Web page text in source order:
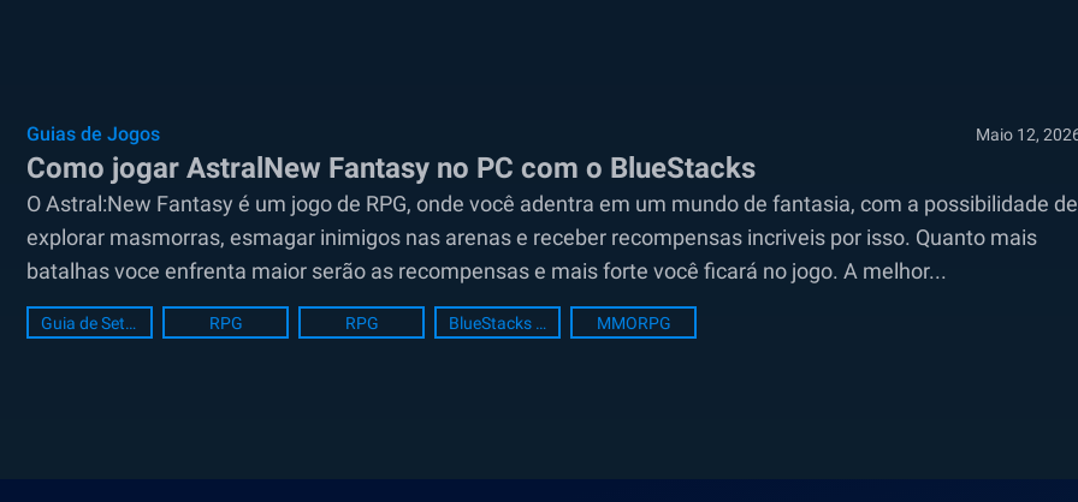
Guias de Jogos Maio 12,
Como jogar AstralNew Fantasy no PC com o BlueStacks
O Astral:New Fantasy é um jogo de RPG, onde você adentra em um mundo de fantasia, com a possibilidade de
explorar masmorras, esmagar inimigos nas arenas e receber recompensas incriveis por isso. Quanto mais
batalhas voce enfrenta maior serão as recompensas e mais forte você ficará no jogo. A melhor...
Guia de Setup de PC RPG RPG BlueStacks Setup MMORPG